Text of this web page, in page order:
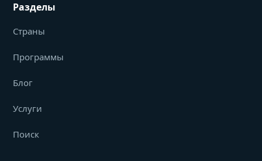
Разделы
Страны
Программы
Блог
Услуги
Поиск